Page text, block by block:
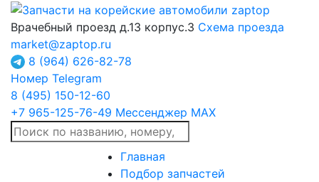
Врачебный проезд д.13 корпус.3 Схема проезда
market@zaptop.ru
8 (964) 626-82-78
Номер Telegram
8 (495) 150-12-60
+7 965-125-76-49 Мессенджер MAX
Главная
Подбор запчастей